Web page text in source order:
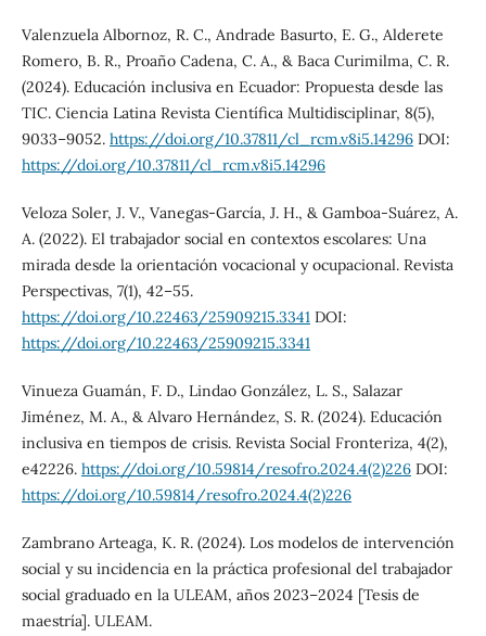
Valenzuela Albornoz, R. C., Andrade Basurto, E. G., Alderete
Romero, B. R., Proaño Cadena, C. A., & Baca Curimilma, C. R.
(2024). Educación inclusiva en Ecuador: Propuesta desde las
TIC. Ciencia Latina Revista Científica Multidisciplinar, 8(5),
9033–9052. https://doi.org/10.37811/cl_rcm.v8i5.14296DOI:
https://doi.org/10.37811/cl_rcm.v8i5.14296
Veloza Soler, J. V., Vanegas-García, J. H., & Gamboa-Suárez, A.
A. (2022). El trabajador social en contextos escolares: Una
mirada desde la orientación vocacional y ocupacional. Revista
Perspectivas, 7(1), 42–55.
https://doi.org/10.22463/25909215.3341DOI:
https://doi.org/10.22463/25909215.3341
Vinueza Guamán, F. D., Lindao González, L. S., Salazar
Jiménez, M. A., & Alvaro Hernández, S. R. (2024). Educación
inclusiva en tiempos de crisis. Revista Social Fronteriza, 4(2),
e42226. https://doi.org/10.59814/resofro.2024.4(2)226DOI:
https://doi.org/10.59814/resofro.2024.4(2)226
Zambrano Arteaga, K. R. (2024). Los modelos de intervención
social y su incidencia en la práctica profesional del trabajador
social graduado en la ULEAM, años 2023–2024 [Tesis de
maestría]. ULEAM.